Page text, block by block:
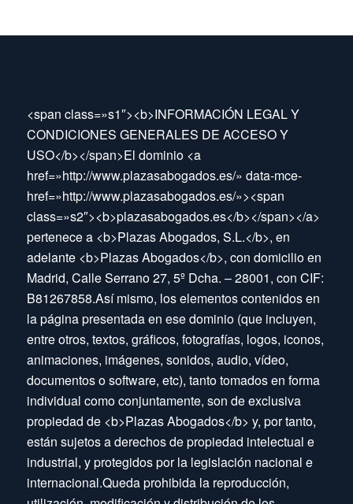
<span class=»s1″><b>INFORMACIÓN LEGAL Y
CONDICIONES GENERALES DE ACCESO Y
USO</b></span>El dominio <a
href=»http://www.plazasabogados.es/» data-mce-
href=»http://www.plazasabogados.es/»><span
class=»s2″><b>plazasabogados.es</b></span></a>
pertenece a <b>Plazas Abogados, S.L.</b>, en
adelante <b>Plazas Abogados</b>, con domicilio en
Madrid, Calle Serrano 27, 5º Dcha. – 28001, con CIF:
B81267858.Así mismo, los elementos contenidos en
la página presentada en ese dominio (que incluyen,
entre otros, textos, gráficos, fotografías, logos, iconos,
animaciones, imágenes, sonidos, audio, vídeo,
documentos o software, etc), tanto tomados en forma
individual como conjuntamente, son de exclusiva
propiedad de <b>Plazas Abogados</b> y, por tanto,
están sujetos a derechos de propiedad intelectual e
industrial, y protegidos por la legislación nacional e
internacional.Queda prohibida la reproducción,